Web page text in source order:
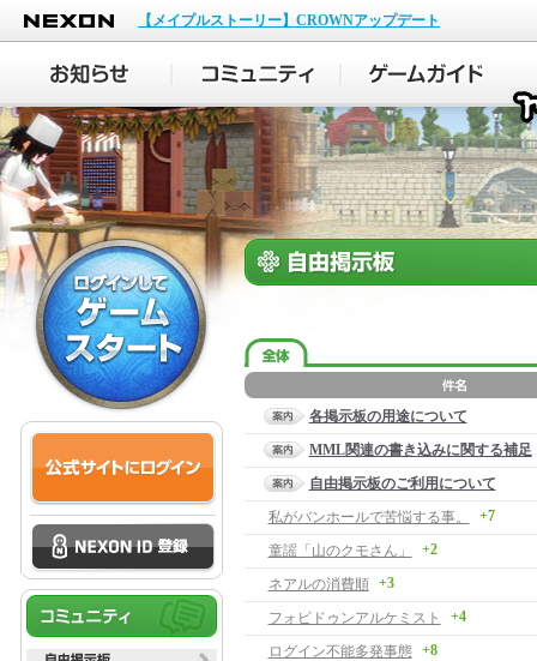
NEXON
【メイプルストーリー】CROWNアップデート
各掲示板の用途について
MML関連の書き込みに関する補足
自由掲示板のご利用について
私がバンホールで苦悩する事。
+7
童謡「山のクモさん」 +2
ネアルの消費順 +3
フォビドゥンアルケミスト +4
ログイン不能多発事態 +8